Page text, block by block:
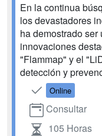
En la continua
los devastadores
ha demostrado
innovaciones
"Flammap" y el
detección y
Online
Consultar
105 Horas